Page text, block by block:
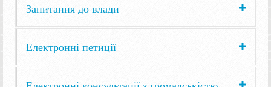
Запитання до влади
Електронні петиції